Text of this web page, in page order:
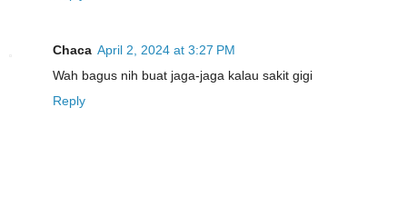
Chaca April 2, 2024 at 3:27 PM
Wah bagus nih buat jaga-jaga kalau sakit gigi
Reply